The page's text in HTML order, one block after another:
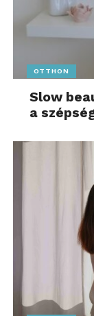
OTTHON
Slow
a